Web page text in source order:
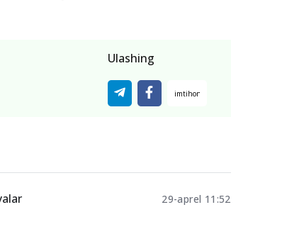
Ulashing
29-aprel 11:52